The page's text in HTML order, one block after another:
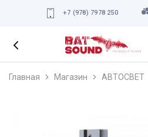
+7 (978) 7978 250
Главная Магазин АВТОСВЕТ